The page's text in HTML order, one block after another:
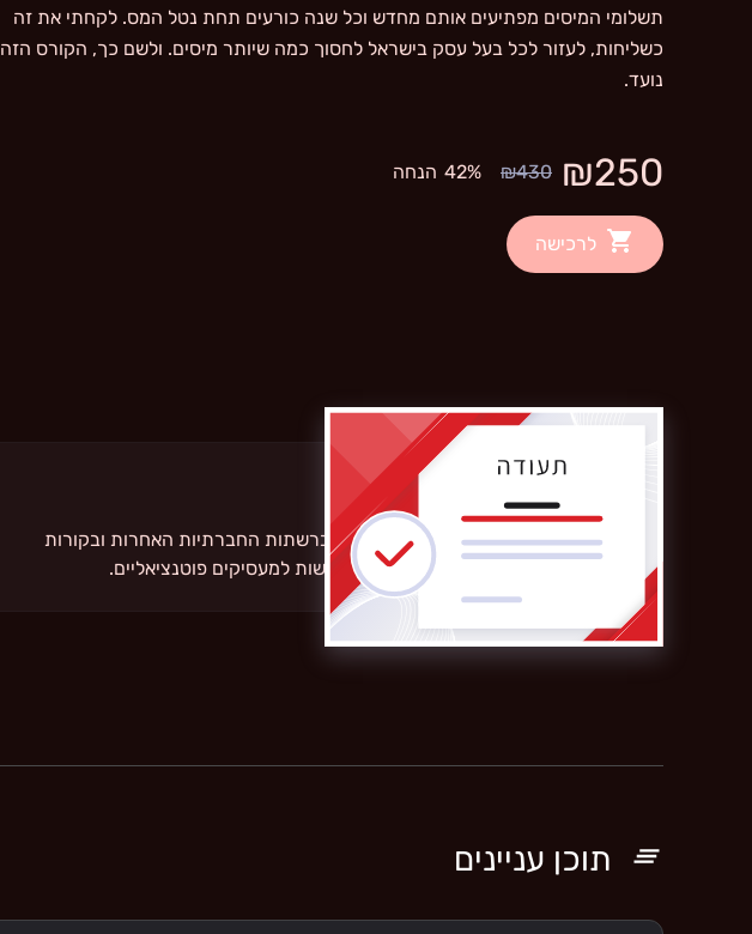
תשלומי המיסים מפתיעים אותם מחדש וכל שנה כורעים תחת נטל המס. לקחתי את זה
כשליחות, לעזור לכל בעל עסק בישראל לחסוך כמה שיותר מיסים. ולשם כך, הקורס הזה
נועד.
₪250
₪430
42% הנחה
לרכישה
קבלו תעודת סיום הקורס
הוסיפו את התעודה לפרופיל LinkedIn, ברשתות החברתיות האחרות ובקורות
החיים שלך כדי להציג את מיומנויות החדשות למעסיקים פוטנציאליים.
תוכן עניינים